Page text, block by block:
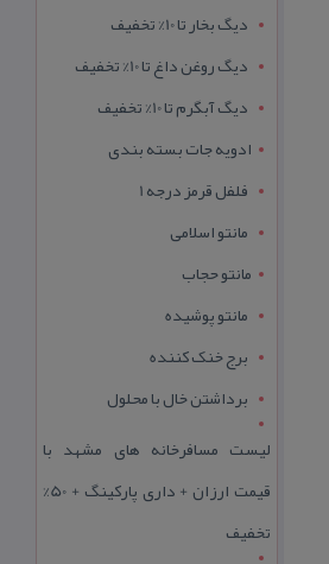
دیگ بخار تا 10% تخفیف
دیگ روغن داغ تا 10% تخفیف
دیگ آبگرم تا 10% تخفیف
ادویه جات بسته بندی
فلفل قرمز درجه 1
مانتو اسلامی
مانتو حجاب
مانتو پوشیده
برج خنک کننده
برداشتن خال با محلول
لیست مسافرخانه های مشهد با
قیمت ارزان + داری پارکینگ + 50%
تخفیف